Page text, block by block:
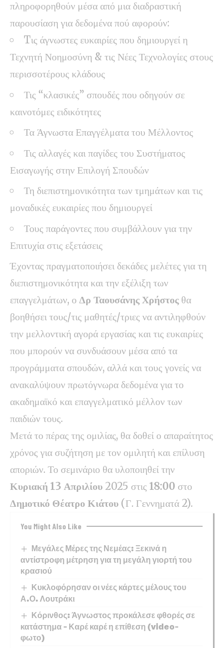
πληροφορηθούν μέσα από μια διαδραστική
παρουσίαση για δεδομένα πού αφορούν:
Tις άγνωστες ευκαιρίες που δημιουργεί η
Τεχνητή Νοημοσύνη & τις Νέες Τεχνολογίες στους
περισσοτέρους κλάδους
Τις “κλασικές” σπουδές που οδηγούν σε
καινοτόμες ειδικότητες
Τα Άγνωστα Επαγγέλματα του Μέλλοντος
Τις αλλαγές και παγίδες του Συστήματος
Εισαγωγής στην Επιλογή Σπουδών
Τη διεπιστημονικότητα των τμημάτων και τις
μοναδικές ευκαιρίες που δημιουργεί
Τους παράγοντες που συμβάλλουν για την
Επιτυχία στις εξετάσεις
Έχοντας πραγματοποιήσει δεκάδες μελέτες για τη
διεπιστημονικότητα και την εξέλιξη των
επαγγελμάτων, ο Δρ Ταουσάνης Χρήστος θα
βοηθήσει τους/τις μαθητές/τριες να αντιληφθούν
την μελλοντική αγορά εργασίας και τις ευκαιρίες
που μπορούν να συνδυάσουν μέσα από τα
προγράμματα σπουδών, αλλά και τους γονείς να
ανακαλύψουν πρωτόγνωρα δεδομένα για το
ακαδημαϊκό και επαγγελματικό μέλλον των
παιδιών τους.
Μετά το πέρας της ομιλίας, θα δοθεί ο απαραίτητος
χρόνος για συζήτηση με τον ομιλητή και επίλυση
αποριών. Το σεμινάριο θα υλοποιηθεί την
Κυριακή 13 Απριλίου 2025 στις 18:00 στο
Δημοτικό Θέατρο Κιάτου (Γ. Γεννηματά 2).
You Might Also Like
Μεγάλες Μέρες της Νεμέας: Ξεκινά η
αντίστροφη μέτρηση για τη μεγάλη γιορτή του
κρασιού
Κυκλοφόρησαν οι νέες κάρτες μέλους του
Α.Ο. Λουτράκι
Κόρινθος: Άγνωστος προκάλεσε φθορές σε
κατάστημα – Καρέ καρέ η επίθεση (video-
φωτο)